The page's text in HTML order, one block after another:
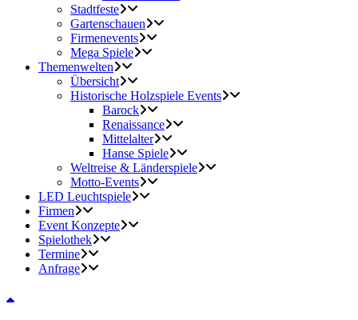
Stadtfeste
Gartenschauen
Firmenevents
Mega Spiele
Themenwelten
Übersicht
Historische Holzspiele Events
Barock
Renaissance
Mittelalter
Hanse Spiele
Weltreise & Länderspiele
Motto-Events
LED Leuchtspiele
Firmen
Event Konzepte
Spielothek
Termine
Anfrage